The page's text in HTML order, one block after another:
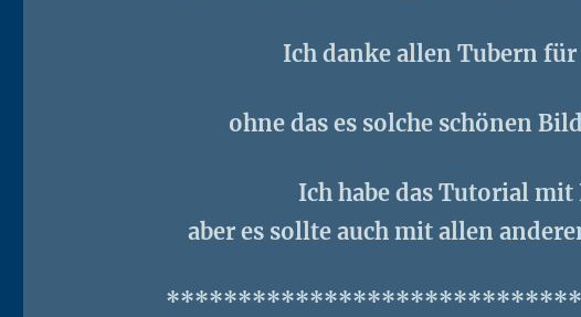
Ich danke allen Tubern
ohne das es solche schönen
Ich habe das Tutorial mit
aber es sollte auch mit allen